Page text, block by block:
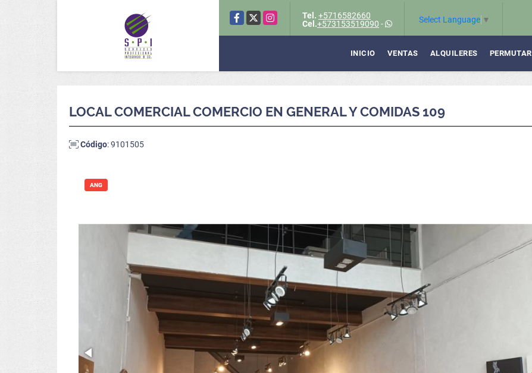
Facebook
X Instagram Tel. +5716582660
Cel.+573153519090 - Select Language ▼
INICIO VENTAS ALQUILERES PERMUTAR
LOCAL COMERCIAL COMERCIO EN GENERAL Y COMIDAS 109
Código: 9101505
ANG